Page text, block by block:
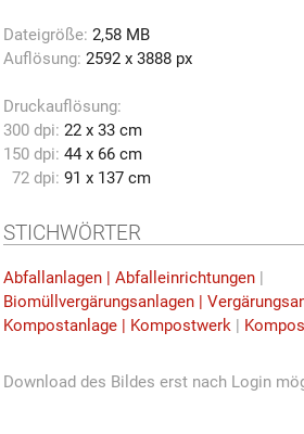
Dateigröße: 2,58 MB
Auflösung: 2592 x 3888 px
Druckauflösung:
300 dpi: 22 x 33 cm
150 dpi: 44 x 66 cm
72 dpi: 91 x 137 cm
STICHWÖRTER
Abfallanlagen | Abfalleinrichtungen |
Biomüllvergärungsanlagen |
Kompostanlage | Kompostwerk |
Download des Bildes erst nach Login